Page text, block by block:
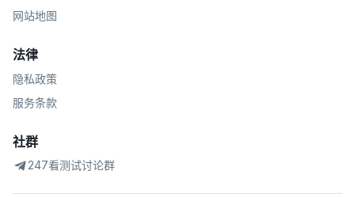
网站地图
法律
隐私政策
服务条款
社群
247看测试讨论群